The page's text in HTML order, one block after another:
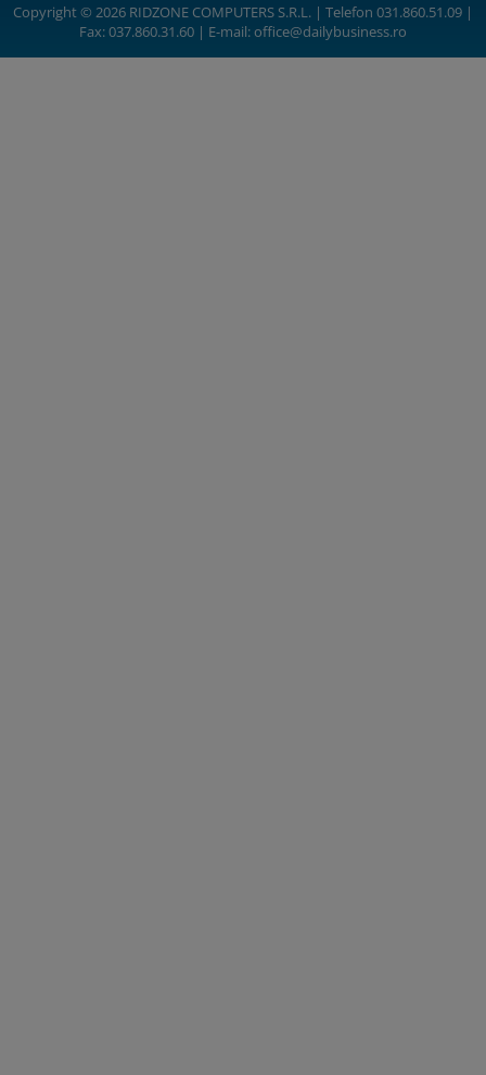
Copyright © 2026 RIDZONE COMPUTERS S.R.L. | Telefon 031.860.51.09 |
Fax: 037.860.31.60 | E-mail:office@dailybusiness.ro